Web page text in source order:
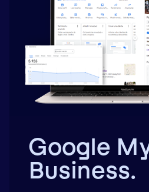
Google
Business.